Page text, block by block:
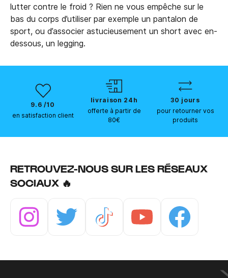
lutter contre le froid ? Rien ne vous empêche sur le
bas du corps d’utiliser par exemple un pantalon de
sport, ou d’associer astucieusement un short avec en-
dessous, un legging.
9.6 /10
en satisfaction client
livraison 24h
offerte à partir de
80€
30 jours
pour retourner vos
produits
RETROUVEZ-NOUS SUR LES RÉSEAUX
SOCIAUX 🔥